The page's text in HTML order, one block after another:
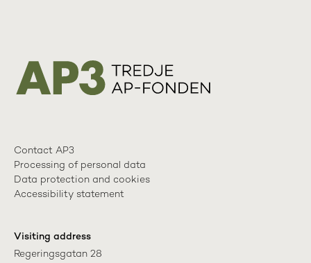
Contact AP3
Processing of personal data
Data protection and cookies
Accessibility statement
Visiting address
Regeringsgatan 28